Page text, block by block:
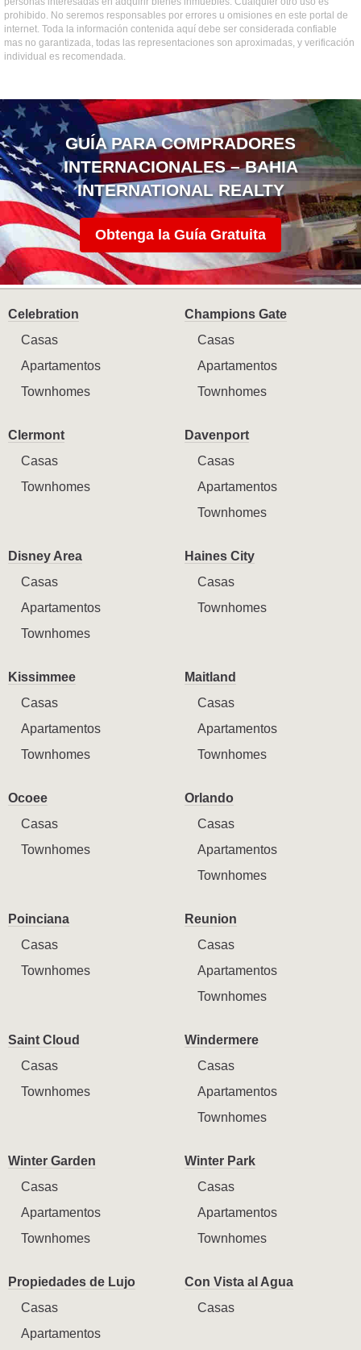
prohibido. No seremos responsables por errores u omisiones en este portal de
internet. Toda la información contenida aquí debe ser considerada confiable
mas no garantizada, todas las representaciones son aproximadas, y verificación
individual es recomendada.
GUÍA PARA COMPRADORES
INTERNACIONALES – BAHIA
INTERNATIONAL REALTY
Obtenga la Guía Gratuita
Celebration
Casas
Apartamentos
Townhomes
Champions Gate
Casas
Apartamentos
Townhomes
Clermont
Casas
Townhomes
Davenport
Casas
Apartamentos
Townhomes
Disney Area
Casas
Apartamentos
Townhomes
Haines City
Casas
Townhomes
Kissimmee
Casas
Apartamentos
Townhomes
Maitland
Casas
Apartamentos
Townhomes
Ocoee
Casas
Townhomes
Orlando
Casas
Apartamentos
Townhomes
Poinciana
Casas
Townhomes
Reunion
Casas
Apartamentos
Townhomes
Saint Cloud
Casas
Townhomes
Windermere
Casas
Apartamentos
Townhomes
Winter Garden
Casas
Apartamentos
Townhomes
Winter Park
Casas
Apartamentos
Townhomes
Propiedades de Lujo
Casas
Apartamentos
Con Vista al Agua
Casas